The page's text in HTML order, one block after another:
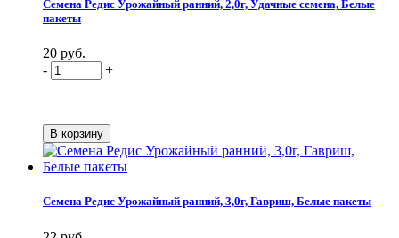
Семена Редис Урожайный ранний, 2,0г, Удачные семена, Белые
пакеты
20 руб.
-
+
Семена Редис Урожайный ранний, 3,0г, Гавриш, Белые пакеты